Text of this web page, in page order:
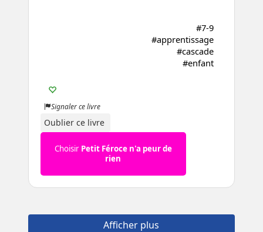
#7-9
#apprentissage
#cascade
#enfant
Signaler ce livre
Oublier ce livre
Choisir Petit Féroce n'a peur de
rien
Afficher plus